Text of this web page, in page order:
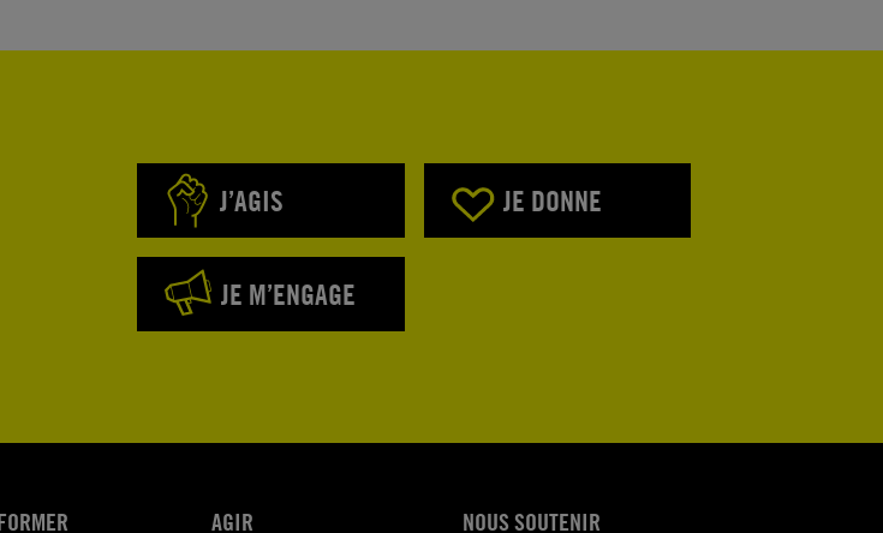
J’AGIS JE DONNE
JE M’ENGAGE
AGIR NOUS SOUTENIR